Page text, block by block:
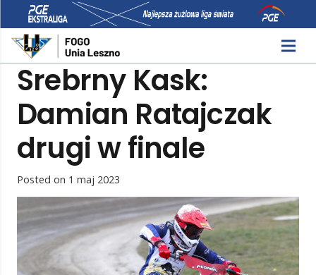
Srebrny Kask:
Damian Ratajczak
drugi w finale
Posted on 1 maj 2023